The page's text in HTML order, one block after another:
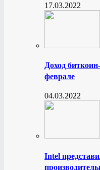
17.03.2022
Доход
феврале
04.03.2022
Intel